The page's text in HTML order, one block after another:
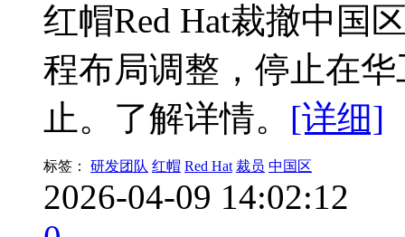
红帽Red Hat裁撤中国
程布局调整，停止在
止。了解详情。 [详细]
标签： 研发团队 红帽 Red Hat 裁员 中国区
2026-04-09 14:02:12